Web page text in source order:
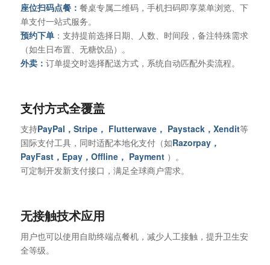
‌座位扫码点餐‌： 餐桌专属二维码，手机扫码即享菜单浏览、下
单支付一站式服务。
‌预约下单‌：支持提前选择日期、人数、时间段，备注特殊需求
（如生日布置、无糖饮品）。
‌外卖： 订单提交时选择配送方式，系统自动匹配外卖流程。
‌支付方式全覆盖‌
支持PayPal‌，Stripe‌， ‌Flutterwave‌， ‌Paystack‌，Xendit‌等
国际支付工具，同时适配本地化支付（如Razorpay‌，
PayFast‌，Epay‌，Offline， Payment‌）。
可定制开发新支付接口，满足全球商户需求。
‌无接触技术应用‌
用户也可以使用自助终端点餐机，减少人工接触，提升卫生安
全等级。